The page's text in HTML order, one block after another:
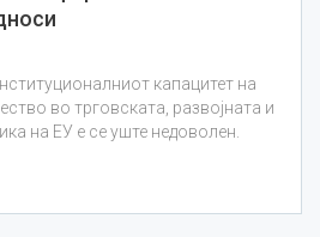
капацитет на
во трговската, развојната и
на ЕУ е се уште недоволен.